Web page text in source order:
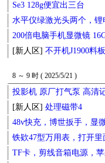
Se3 128g便宜出三台
水平仪绿激光头两个，
200倍电脑手机显微镜
[新人区] 不开机J1900料
8 ～ 9 时 ( 2025/5/21 )
投影机 原厂打气泵 高清
[新人区] 处理磁带4
48v快充，博世扳手，显
铁欵47型万用表，打开
TF卡，剪线音箱电源，